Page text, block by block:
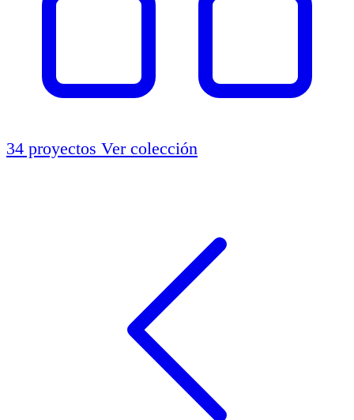
34 proyectos Ver colección